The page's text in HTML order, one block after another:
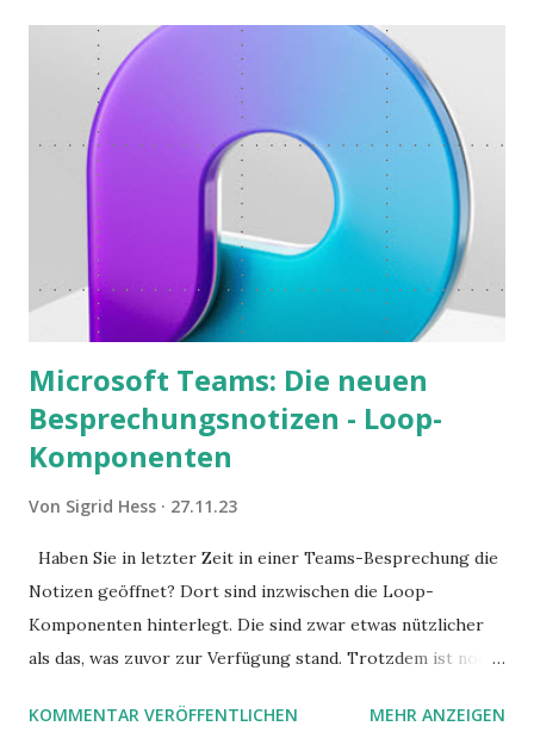
Microsoft Teams: Die neuen
Besprechungsnotizen - Loop-
Komponenten
Von Sigrid Hess 27.11.23
Haben Sie in letzter Zeit in einer Teams-Besprechung die
Notizen geöffnet? Dort sind inzwischen die Loop-
Komponenten hinterlegt. Die sind zwar etwas nützlicher
als das, was zuvor zur Verfügung stand. Trotzdem ist noch
Stolperfallen. Hier ein erster, kritischer Blick auf das was
KOMMENTAR VERÖFFENTLICHEN MEHR ANZEIGEN